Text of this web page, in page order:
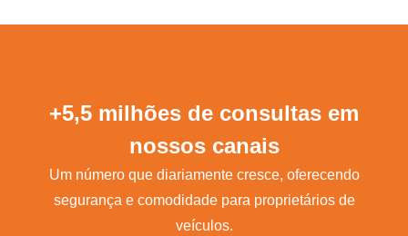
+5,5 milhões de consultas em
nossos canais
Um número que diariamente cresce, oferecendo
segurança e comodidade para proprietários de
veículos.